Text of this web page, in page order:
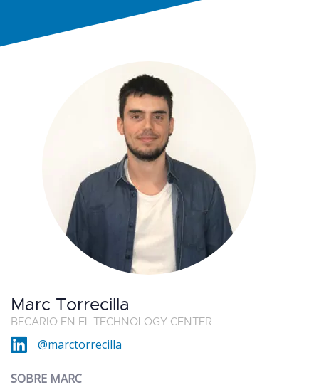
Marc Torrecilla
BECARIO EN EL TECHNOLOGY CENTER
@marctorrecilla
SOBRE MARC